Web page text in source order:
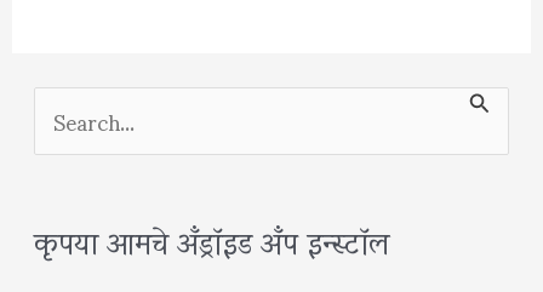
S
e
r
कृपया आमचे अँड्रॉइड अँप इन्स्टॉल